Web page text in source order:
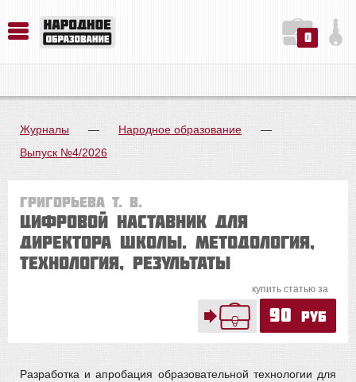
0
Журналы — Народное образование
—
Выпуск №4/2026
Григорьева Т. В.
Цифровой наставник для
директора школы. Методология,
технология, результаты
купить статью за
90 руб
Разработка и апробация образовательной технологии для